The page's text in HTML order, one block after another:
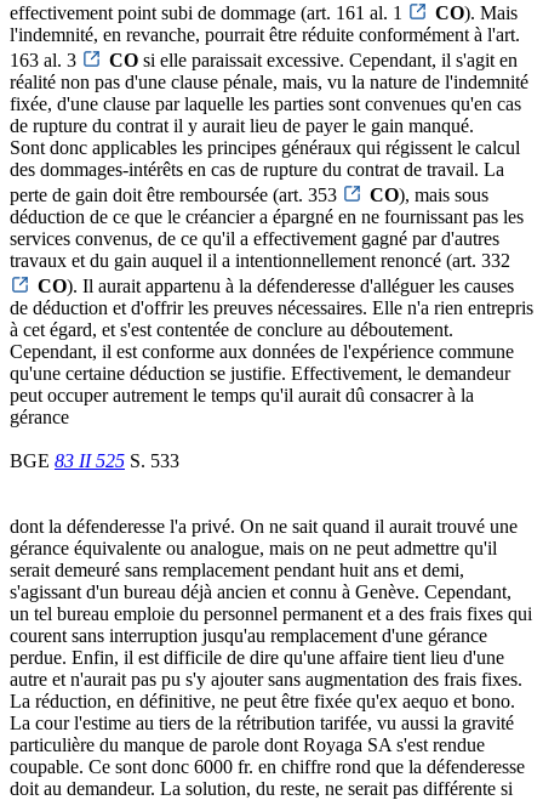
effectivement point subi de dommage (art. 161 al. 1
CO). Mais
l'indemnité, en revanche, pourrait être réduite conformément à l'art.
163 al. 3
CO si elle paraissait excessive. Cependant, il s'agit en
réalité non pas d'une clause pénale, mais, vu la nature de l'indemnité
fixée, d'une clause par laquelle les parties sont convenues qu'en cas
de rupture du contrat il y aurait lieu de payer le gain manqué.
Sont donc applicables les principes généraux qui régissent le calcul
des dommages-intérêts en cas de rupture du contrat de travail. La
perte de gain doit être remboursée (art. 353
CO), mais sous
déduction de ce que le créancier a épargné en ne fournissant pas les
services convenus, de ce qu'il a effectivement gagné par d'autres
travaux et du gain auquel il a intentionnellement renoncé (art. 332
CO). Il aurait appartenu à la défenderesse d'alléguer les causes
de déduction et d'offrir les preuves nécessaires. Elle n'a rien entrepris
à cet égard, et s'est contentée de conclure au déboutement.
Cependant, il est conforme aux données de l'expérience commune
qu'une certaine déduction se justifie. Effectivement, le demandeur
peut occuper autrement le temps qu'il aurait dû consacrer à la
gérance
BGE 83 II 525 S. 533
dont la défenderesse l'a privé. On ne sait quand il aurait trouvé une
gérance équivalente ou analogue, mais on ne peut admettre qu'il
serait demeuré sans remplacement pendant huit ans et demi,
s'agissant d'un bureau déjà ancien et connu à Genève. Cependant,
un tel bureau emploie du personnel permanent et a des frais fixes qui
courent sans interruption jusqu'au remplacement d'une gérance
perdue. Enfin, il est difficile de dire qu'une affaire tient lieu d'une
autre et n'aurait pas pu s'y ajouter sans augmentation des frais fixes.
La réduction, en définitive, ne peut être fixée qu'ex aequo et bono.
La cour l'estime au tiers de la rétribution tarifée, vu aussi la gravité
particulière du manque de parole dont Royaga SA s'est rendue
coupable. Ce sont donc 6000 fr. en chiffre rond que la défenderesse
doit au demandeur. La solution, du reste, ne serait pas différente si